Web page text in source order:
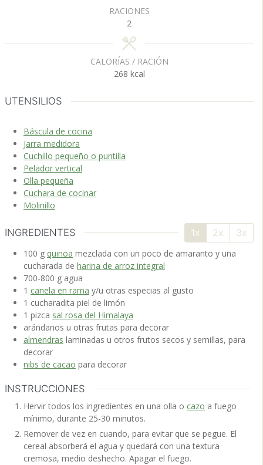
RACIONES
2
CALORÍAS / RACIÓN
268 kcal
UTENSILIOS
Báscula de cocina
Jarra medidora
Cuchillo pequeño o puntilla
Pelador vertical
Olla pequeña
Cuchara de cocinar
Molinillo
INGREDIENTES 1x 2x 3x
100 g quinoa mezclada con un poco de amaranto y una
cucharada de harina de arroz integral
700-800 g agua
1 canela en rama y/u otras especias al gusto
1 cucharadita piel de limón
1 pizca sal rosa del Himalaya
arándanos u otras frutas para decorar
almendras laminadas u otros frutos secos y semillas, para
decorar
nibs de cacao para decorar
INSTRUCCIONES
Hervir todos los ingredientes en una olla o cazo a fuego
mínimo, durante 25-30 minutos.
Remover de vez en cuando, para evitar que se pegue. El
cereal absorberá el agua y quedará con una textura
cremosa, medio deshecho. Apagar el fuego.